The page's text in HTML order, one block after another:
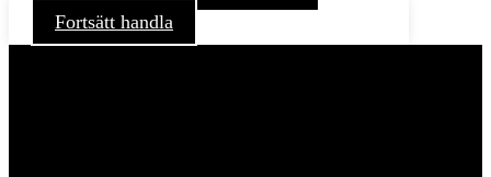
Fortsätt handla